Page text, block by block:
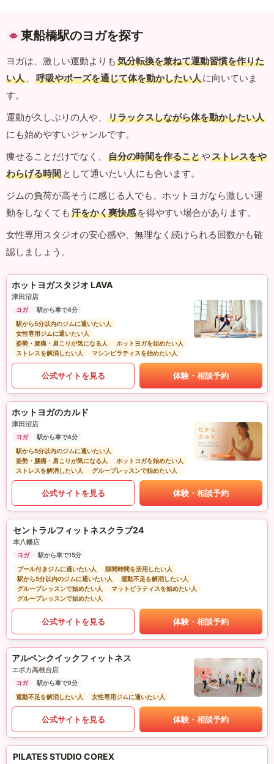
東船橋駅のヨガを探す
ヨガは、激しい運動よりも 気分転換を兼ねて運動習慣を作りた
い人 、 呼吸やポーズを通じて体を動かしたい人に向いていま
す。
運動が久しぶりの人や、
リラックスしながら体を動かしたい人
にも始めやすいジャンルです。
痩せることだけでなく、
自分の時間を作ることやストレスをや
わらげる時間 として通いたい人にも合います。
ジムの負荷が高そうに感じる人でも、ホットヨガなら激しい運
動をしなくても 汗をかく爽快感 を得やすい場合があります。
女性専用スタジオの安心感や、無理なく続けられる回数かも確
認しましょう。
ホットヨガスタジオ LAVA
津田沼店
ヨガ
駅から車で4分
駅から5分以内のジムに通いたい人
女性専用ジムに通いたい人
姿勢・腰痛・肩こりが気になる人
ホットヨガを始めたい人
ストレスを解消したい人
マシンピラティスを始めたい人
公式サイトを見る 体験・相談予約
ホットヨガのカルド
津田沼店
ヨガ
駅から車で4分
駅から5分以内のジムに通いたい人
姿勢・腰痛・肩こりが気になる人
ホットヨガを始めたい人
ストレスを解消したい人
グループレッスンで始めたい人
公式サイトを見る 体験・相談予約
セントラルフィットネスクラブ24
本八幡店
ヨガ
駅から車で15分
プール付きジムに通いたい人
隙間時間を活用したい人
駅から5分以内のジムに通いたい人
運動不足を解消したい人
グループレッスンで始めたい人
マットピラティスを始めたい人
グループレッスンで始めたい人
公式サイトを見る 体験・相談予約
アルペンクイックフィットネス
エポカ高根台店
ヨガ
駅から車で9分
運動不足を解消したい人
女性専用ジムに通いたい人
公式サイトを見る 体験・相談予約
PILATES STUDIO COREX